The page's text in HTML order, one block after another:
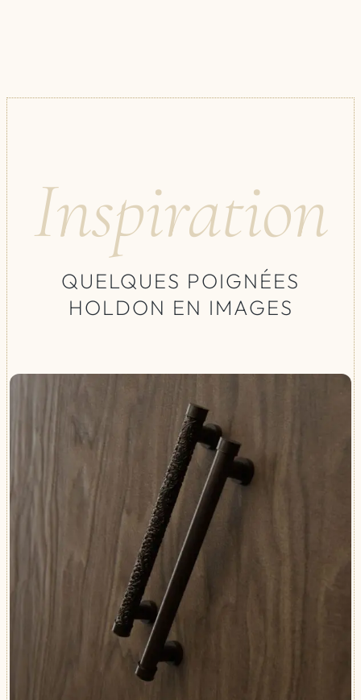
Inspiration
QUELQUES POIGNÉES
HOLDON EN IMAGES